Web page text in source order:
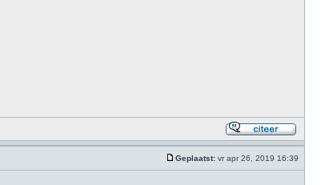
Geplaatst: vr apr 26, 2019 16:39